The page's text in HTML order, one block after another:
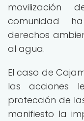
movilización
comunidad
derechos
al agua.
El caso de
las acciones
protección de
manifiesto la